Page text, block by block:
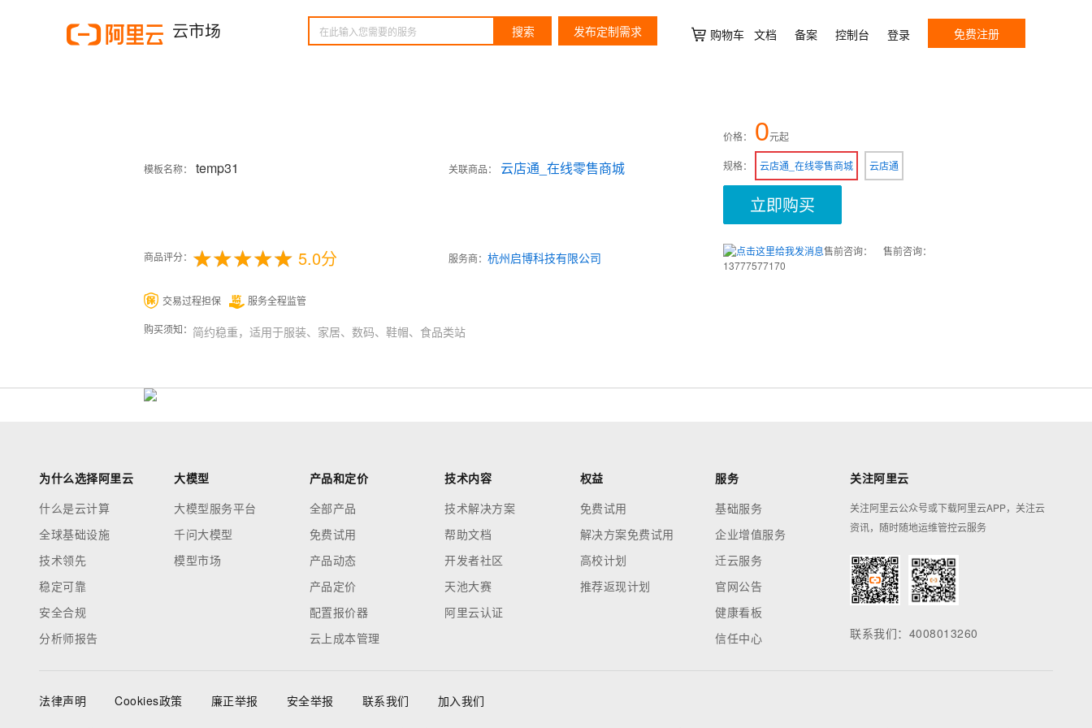
搜索 发布定制需求 购物车 文档 备案 控制台 登录 免费注册
模板名称： temp31 关联商品： 云店通_在线零售商城
价格： 0元起
规格： 云店通_在线零售商城 云店通
立即购买
商品评分： 5.0分 服务商： 杭州启博科技有限公司 售前咨询：
售前咨询：
13777577170
交易过程担保 服务全程监管
购买须知： 简约稳重，适用于服装、家居、数码、鞋帽、食品类站